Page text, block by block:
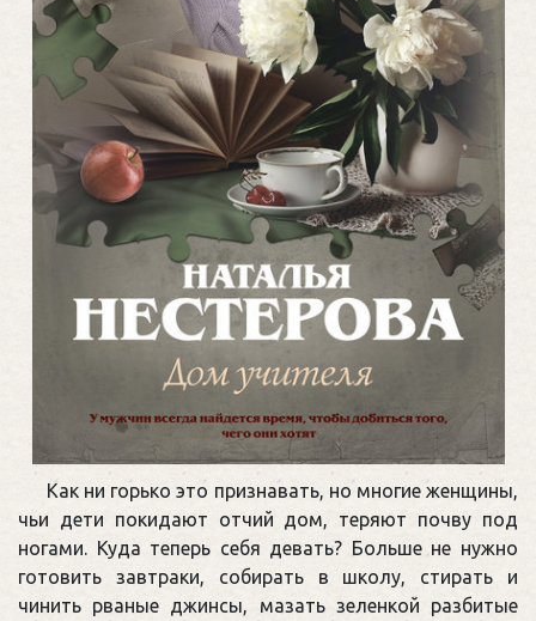
Как ни горько это признавать, но многие женщины,
чьи дети покидают отчий дом, теряют почву под
ногами. Куда теперь себя девать? Больше не нужно
готовить завтраки, собирать в школу, стирать и
чинить рваные джинсы, мазать зеленкой разбитые